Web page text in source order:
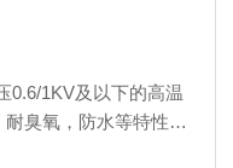
0.6/1KV及以下的高温
臭氧，防水等特性，